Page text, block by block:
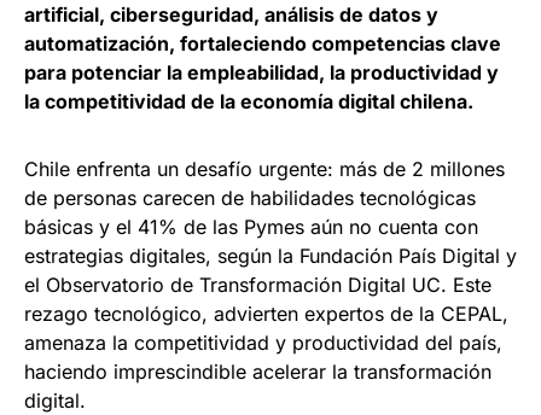
artificial, ciberseguridad, análisis de datos y
automatización, fortaleciendo competencias clave
para potenciar la empleabilidad, la productividad y
la competitividad de la economía digital chilena.
Chile enfrenta un desafío urgente: más de 2 millones
de personas carecen de habilidades tecnológicas
básicas y el 41% de las Pymes aún no cuenta con
estrategias digitales, según la Fundación País Digital y
el Observatorio de Transformación Digital UC. Este
rezago tecnológico, advierten expertos de la CEPAL,
amenaza la competitividad y productividad del país,
haciendo imprescindible acelerar la transformación
digital.